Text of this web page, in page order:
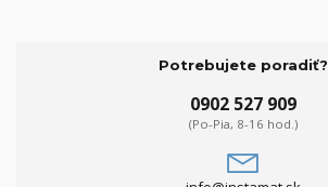
Potrebujete poradiť?
0902 527 909
(Po-Pia, 8-16 hod.)